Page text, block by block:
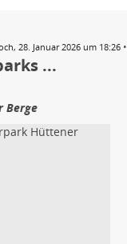
28. Januar 2026 um 18:26 •
...
Berge